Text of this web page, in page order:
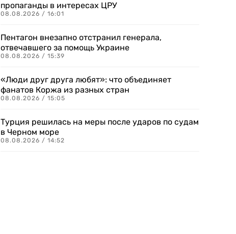
пропаганды в интересах ЦРУ
08.08.2026 / 16:01
Пентагон внезапно отстранил генерала,
отвечавшего за помощь Украине
08.08.2026 / 15:39
«Люди друг друга любят»: что объединяет
фанатов Коржа из разных стран
08.08.2026 / 15:05
Турция решилась на меры после ударов по судам
в Черном море
08.08.2026 / 14:52